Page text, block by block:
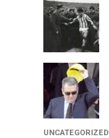
UNCATEGORIZED